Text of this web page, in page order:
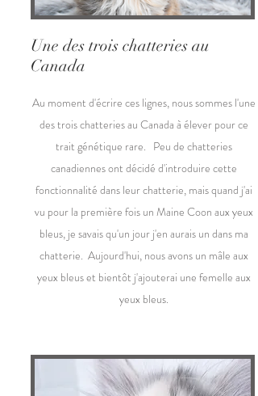
Une des trois chatteries au
Canada
Au moment d'écrire ces lignes, nous sommes l'une
des trois chatteries au Canada à élever pour ce
trait génétique rare. Peu de chatteries
canadiennes ont décidé d'introduire cette
fonctionnalité dans leur chatterie, mais quand j'ai
vu pour la première fois un Maine Coon aux yeux
bleus, je savais qu'un jour j'en aurais un dans ma
chatterie. Aujourd'hui, nous avons un mâle aux
yeux bleus et bientôt j'ajouterai une femelle aux
yeux bleus.